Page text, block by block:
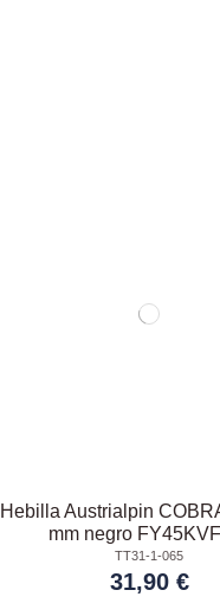
Hebilla Austrialpin
mm negro
TT31-1-065
31,90 €